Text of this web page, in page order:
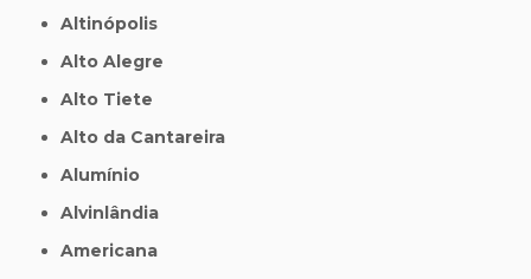
Altinópolis
Alto Alegre
Alto Tiete
Alto da Cantareira
Alumínio
Alvinlândia
Americana